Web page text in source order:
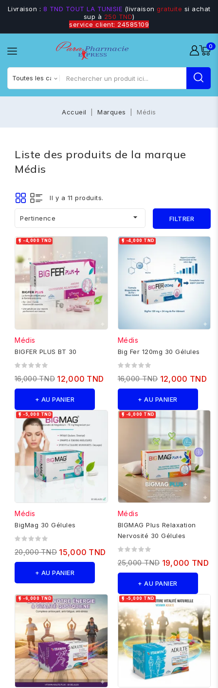
Livraison : 8 TND TOUT LA TUNISIE (livraison gratuite si achat
sup à 250 TND)
service client: 24585109
0
Accueil Marques Médis
Liste des produits de la marque
Médis
Il y a 11 produits.
Pertinence  FILTRER
 -4,000 TND
Médis
BIGFER PLUS BT 30
16,000 TND 12,000 TND
+ AU PANIER
 -4,000 TND
Médis
Big Fer 120mg 30 Gélules
16,000 TND 12,000 TND
+ AU PANIER
 -5,000 TND
Médis
BigMag 30 Gélules
20,000 TND 15,000 TND
+ AU PANIER
 -6,000 TND
Médis
BIGMAG Plus Relaxation
Nervosité 30 Gélules
25,000 TND 19,000 TND
+ AU PANIER
 -6,000 TND  -5,000 TND